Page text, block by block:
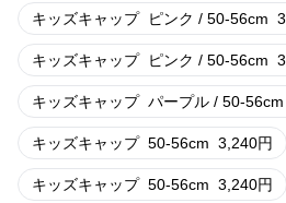
キッズキャップ ピンク / 50-56cm
キッズキャップ ピンク / 50-56cm
キッズキャップ パープル / 50-56cm
キッズキャップ 50-56cm 3,240円
キッズキャップ 50-56cm 3,240円